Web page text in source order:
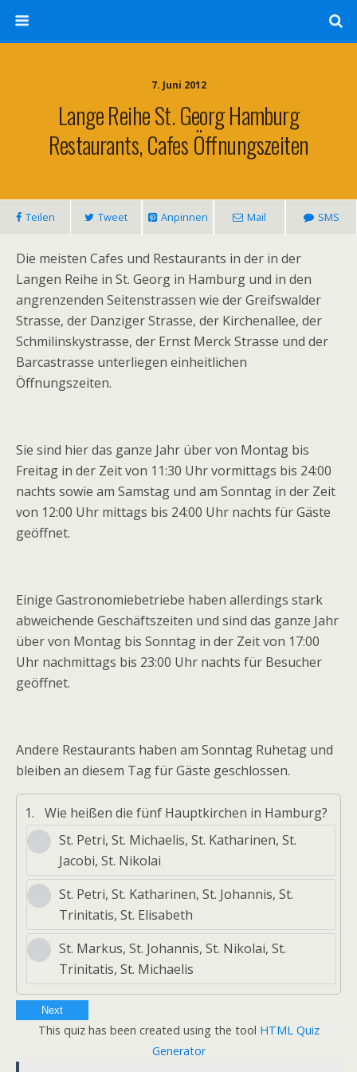
7. Juni 2012
Lange Reihe St. Georg Hamburg
Restaurants, Cafes Öffnungszeiten
Teilen Tweet Anpinnen Mail SMS
Die meisten Cafes und Restaurants in der in der
Langen Reihe in St. Georg in Hamburg und in den
angrenzenden Seitenstrassen wie der Greifswalder
Strasse, der Danziger Strasse, der Kirchenallee, der
Schmilinskystrasse, der Ernst Merck Strasse und der
Barcastrasse unterliegen einheitlichen
Öffnungszeiten.
Sie sind hier das ganze Jahr über von Montag bis
Freitag in der Zeit von 11:30 Uhr vormittags bis 24:00
nachts sowie am Samstag und am Sonntag in der Zeit
von 12:00 Uhr mittags bis 24:00 Uhr nachts für Gäste
geöffnet.
Einige Gastronomiebetriebe haben allerdings stark
abweichende Geschäftszeiten und sind das ganze Jahr
über von Montag bis Sonntag in der Zeit von 17:00
Uhr nachmittags bis 23:00 Uhr nachts für Besucher
geöffnet.
Andere Restaurants haben am Sonntag Ruhetag und
bleiben an diesem Tag für Gäste geschlossen.
1.
Wie heißen die fünf Hauptkirchen in Hamburg?
St. Petri, St. Michaelis, St. Katharinen, St.
Jacobi, St. Nikolai
St. Petri, St. Katharinen, St. Johannis, St.
Trinitatis, St. Elisabeth
St. Markus, St. Johannis, St. Nikolai, St.
Trinitatis, St. Michaelis
Next
This quiz has been created using the tool HTML Quiz
Generator